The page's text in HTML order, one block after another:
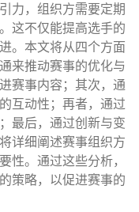
力，组织方需要定期
这不仅能提高选手的
。本文将从四个方面
来推动赛事的优化与
赛事内容；其次，通
互动性；再者，通过
最后，通过创新与变
详细阐述赛事组织方
性。通过这些分析，
策略，以促进赛事的